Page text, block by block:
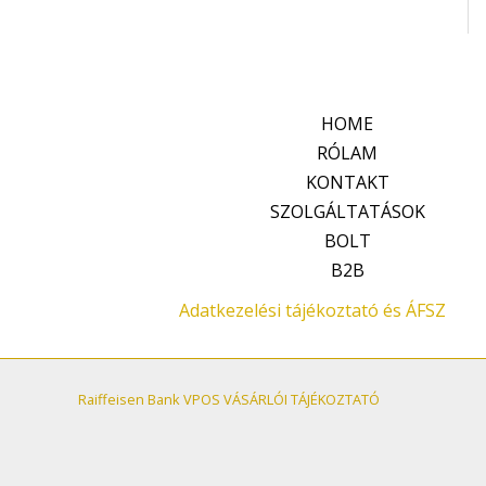
HOME
RÓLAM
KONTAKT
SZOLGÁLTATÁSOK
BOLT
B2B
Adatkezelési tájékoztató és ÁFSZ
Raiffeisen Bank VPOS VÁSÁRLÓI TÁJÉKOZTATÓ